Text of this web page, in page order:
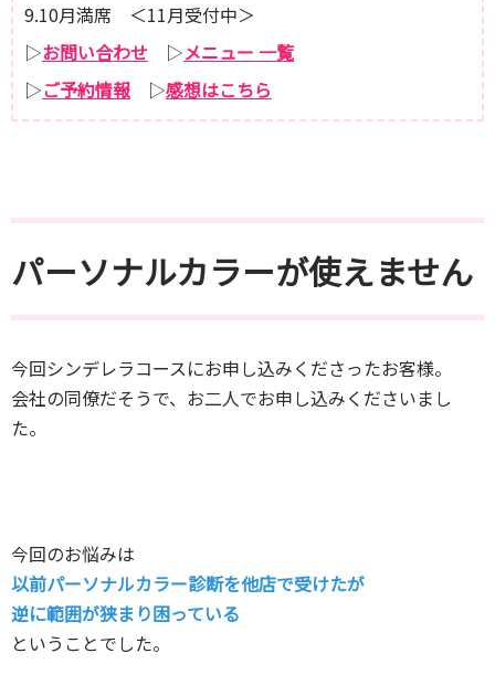
9.10月満席 ＜11月受付中＞
▷お問い合わせ ▷メニュー 一覧
▷ご予約情報▷感想はこちら
パーソナルカラーが使えません
今回シンデレラコースにお申し込みくださったお客様。
会社の同僚だそうで、お二人でお申し込みくださいまし
た。
今回のお悩みは
以前パーソナルカラー診断を他店で受けたが
逆に範囲が狭まり困っている
ということでした。